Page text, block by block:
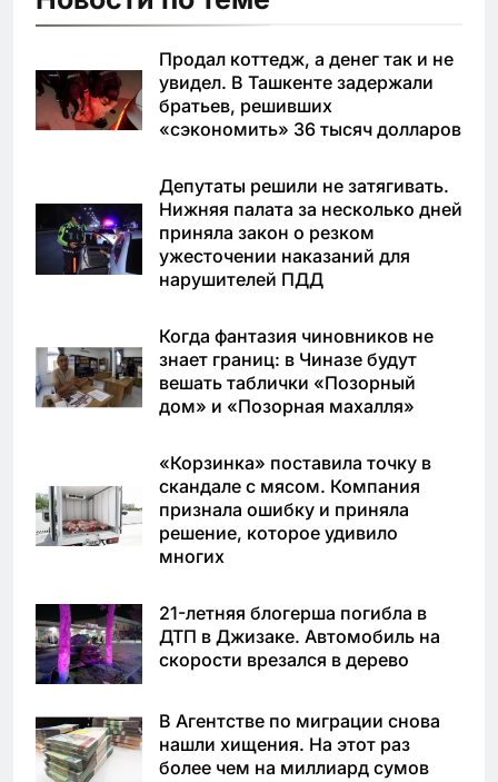
Продал коттедж, а денег так и не
увидел. В Ташкенте задержали
братьев, решивших
«сэкономить» 36 тысяч долларов
Депутаты решили не затягивать.
Нижняя палата за несколько дней
приняла закон о резком
ужесточении наказаний для
нарушителей ПДД
Когда фантазия чиновников не
знает границ: в Чиназе будут
вешать таблички «Позорный
дом» и «Позорная махалля»
«Корзинка» поставила точку в
скандале с мясом. Компания
признала ошибку и приняла
решение, которое удивило
многих
21-летняя блогерша погибла в
ДТП в Джизаке. Автомобиль на
скорости врезался в дерево
В Агентстве по миграции снова
нашли хищения. На этот раз
более чем на миллиард сумов